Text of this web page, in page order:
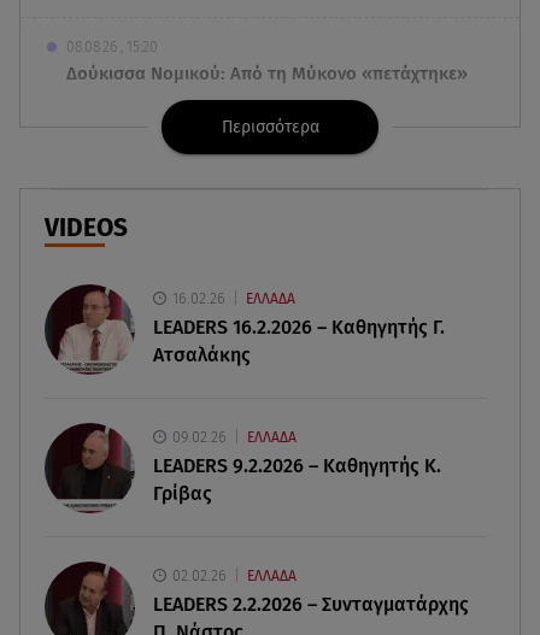
08.08.26 , 15:20
Δούκισσα Νομικού: Από τη Μύκονο «πετάχτηκε»
στη Γαλλική Πολυνησία!
Λυκαβηττός: Σε 57χρονη γυναίκα ανήκει η σορός
Κατερίνα Καινούργιου: Η Πάρος και το cool
φορμάκι της κορούλας της!
φωτιές τα επόμενα 24ωρα
08.08.26 , 14:00
08.08.26 , 13:59
Περισσότερα
VIDEOS
16.02.26 ΕΛΛΑΔΑ
LEADERS 16.2.2026 – Καθηγητής Γ.
Ατσαλάκης
09.02.26 ΕΛΛΑΔΑ
LEADERS 9.2.2026 – Καθηγητής Κ.
Γρίβας
02.02.26 ΕΛΛΑΔΑ
LEADERS 2.2.2026 – Συνταγματάρχης